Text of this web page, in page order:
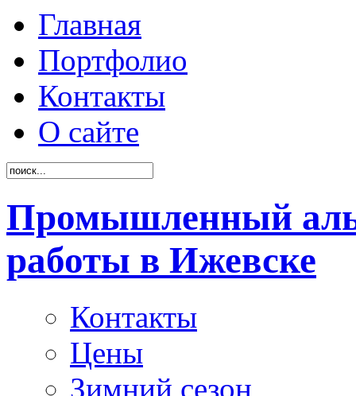
Главная
Портфолио
Контакты
О сайте
Промышленный
работы в Ижевске
Контакты
Цены
Зимний сезон